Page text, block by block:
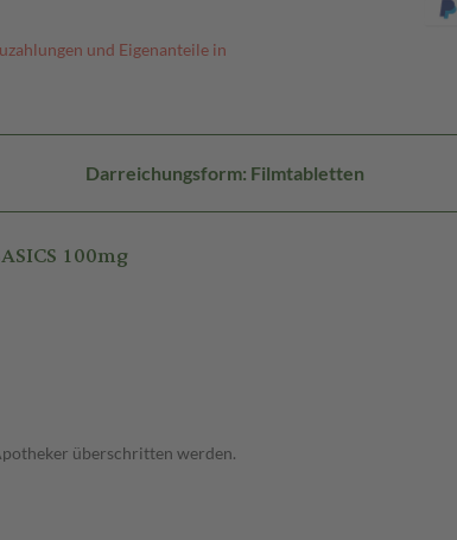
und Eigenanteile in
Darreichungsform: Filmtabletten
100mg
überschritten werden.